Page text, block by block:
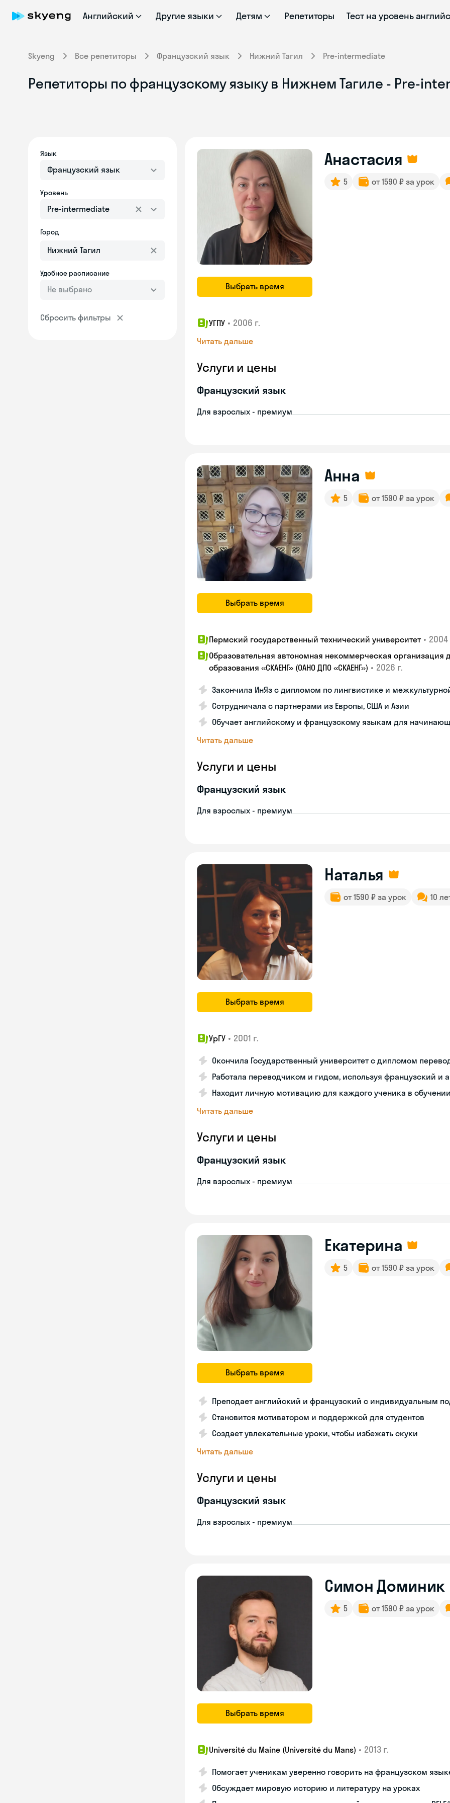
Английский Другие языки Детям Репетиторы Тест на уровень
Skyeng Все репетиторы Французский язык Нижний Тагил Pre-intermediate
Репетиторы по французскому языку в Нижнем Тагиле - Pre-
Язык
Французский язык
Уровень
Pre-intermediate
Город
Удобное расписание
Не выбрано
Сбросить фильтры
Выбрать время
Анастасия
5 от 1590 ₽ за урок
УГПУ • 2006 г.
Читать дальше
Услуги и цены
Французский язык
Для взрослых - премиум
Выбрать время
Анна
5 от 1590 ₽ за урок
Пермский государственный технический университет • 2004
Образовательная автономная некоммерческая организация
образования «СКАЕНГ» (ОАНО ДПО «СКАЕНГ») • 2026 г.
Закончила ИнЯз с дипломом по лингвистике и
Сотрудничала с партнерами из Европы, США и Азии
Обучает английскому и французскому языкам для
Читать дальше
Услуги и цены
Французский язык
Для взрослых - премиум
Выбрать время
Наталья
от 1590 ₽ за урок 10
УрГУ • 2001 г.
Окончила Государственный университет с дипломом
Работала переводчиком и гидом, используя французский и
Находит личную мотивацию для каждого ученика в
Читать дальше
Услуги и цены
Французский язык
Для взрослых - премиум
Выбрать время
Екатерина
5 от 1590 ₽ за урок
Преподает английский и французский с индивидуальным
Становится мотиватором и поддержкой для студентов
Создает увлекательные уроки, чтобы избежать скуки
Читать дальше
Услуги и цены
Французский язык
Для взрослых - премиум
Выбрать время
Симон Доминик
5 от 1590 ₽ за урок
Université du Maine (Université du Mans) • 2013 г.
Помогает ученикам уверенно говорить на французском
Обсуждает мировую историю и литературу на уроках